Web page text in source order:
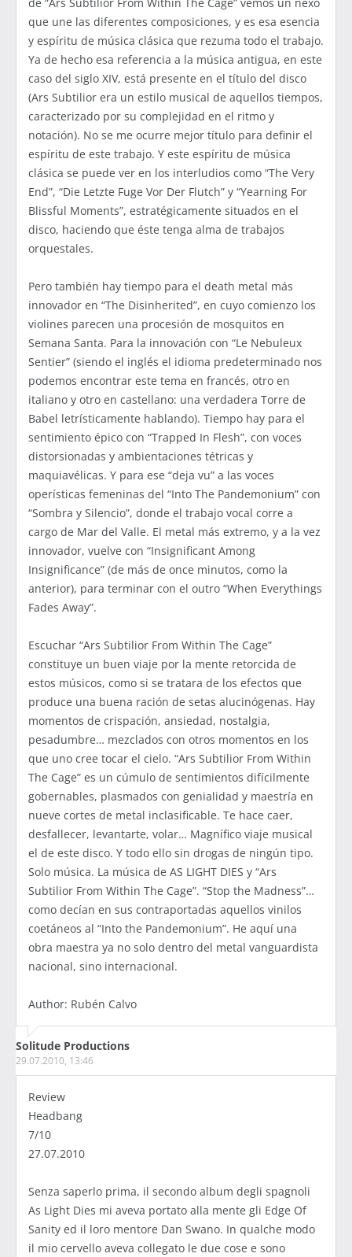
que une las diferentes composiciones, y es esa esencia
y espíritu de música clásica que rezuma todo el trabajo.
Ya de hecho esa referencia a la música antigua, en este
caso del siglo XIV, está presente en el título del disco
(Ars Subtilior era un estilo musical de aquellos tiempos,
caracterizado por su complejidad en el ritmo y
notación). No se me ocurre mejor título para definir el
espíritu de este trabajo. Y este espíritu de música
clásica se puede ver en los interludios como “The Very
End”, “Die Letzte Fuge Vor Der Flutch” y “Yearning For
Blissful Moments”, estratégicamente situados en el
disco, haciendo que éste tenga alma de trabajos
orquestales.
Pero también hay tiempo para el death metal más
innovador en “The Disinherited”, en cuyo comienzo los
violines parecen una procesión de mosquitos en
Semana Santa. Para la innovación con “Le Nebuleux
Sentier” (siendo el inglés el idioma predeterminado nos
podemos encontrar este tema en francés, otro en
italiano y otro en castellano: una verdadera Torre de
Babel letrísticamente hablando). Tiempo hay para el
sentimiento épico con “Trapped In Flesh”, con voces
distorsionadas y ambientaciones tétricas y
maquiavélicas. Y para ese “deja vu” a las voces
operísticas femeninas del “Into The Pandemonium” con
“Sombra y Silencio”, donde el trabajo vocal corre a
cargo de Mar del Valle. El metal más extremo, y a la vez
innovador, vuelve con “Insignificant Among
Insignificance” (de más de once minutos, como la
anterior), para terminar con el outro “When Everythings
Fades Away”.
Escuchar “Ars Subtilior From Within The Cage”
constituye un buen viaje por la mente retorcida de
estos músicos, como si se tratara de los efectos que
produce una buena ración de setas alucinógenas. Hay
momentos de crispación, ansiedad, nostalgia,
pesadumbre… mezclados con otros momentos en los
que uno cree tocar el cielo. “Ars Subtilior From Within
The Cage” es un cúmulo de sentimientos difícilmente
gobernables, plasmados con genialidad y maestría en
nueve cortes de metal inclasificable. Te hace caer,
desfallecer, levantarte, volar… Magnífico viaje musical
el de este disco. Y todo ello sin drogas de ningún tipo.
Solo música. La música de AS LIGHT DIES y “Ars
Subtilior From Within The Cage”. “Stop the Madness”…
como decían en sus contraportadas aquellos vinilos
coetáneos al “Into the Pandemonium”. He aquí una
obra maestra ya no solo dentro del metal vanguardista
nacional, sino internacional.
Author: Rubén Calvo
Solitude Productions
29.07.2010, 13:46
Review
Headbang
7/10
27.07.2010
Senza saperlo prima, il secondo album degli spagnoli
As Light Dies mi aveva portato alla mente gli Edge Of
Sanity ed il loro mentore Dan Swano. In qualche modo
il mio cervello aveva collegato le due cose e sono